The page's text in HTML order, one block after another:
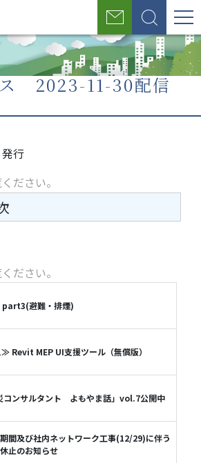
お
問
い
合
わ
せ
検
索
2023-11-30配信
行
ださい。
ださい。
part3(避難・排煙)
Revit MEP UI支援ツール（無償版）
コンサルタント よもやま話」vol.7公開中
間及び社内ネットワーク工事(12/29)に伴う
止のお知らせ